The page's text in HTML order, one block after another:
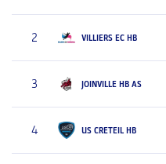
2 VILLIERS EC HB
3 JOINVILLE HB AS
4 US CRETEIL HB